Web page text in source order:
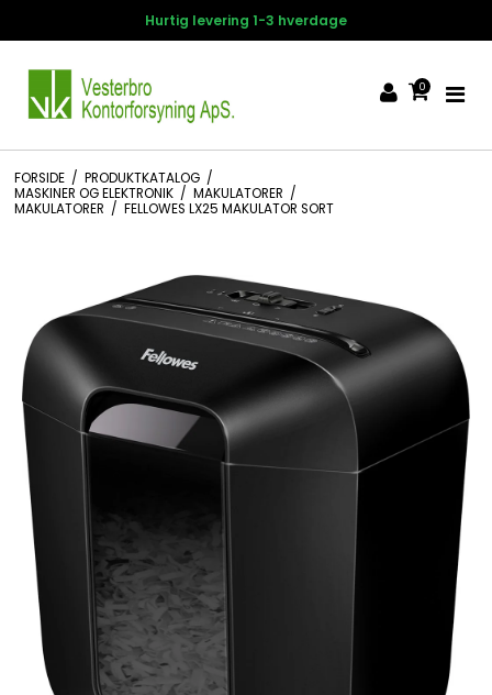
Hurtig levering 1-3 hverdage
0
FORSIDE / PRODUKTKATALOG /
MASKINER OG ELEKTRONIK / MAKULATORER /
MAKULATORER / FELLOWES LX25 MAKULATOR SORT